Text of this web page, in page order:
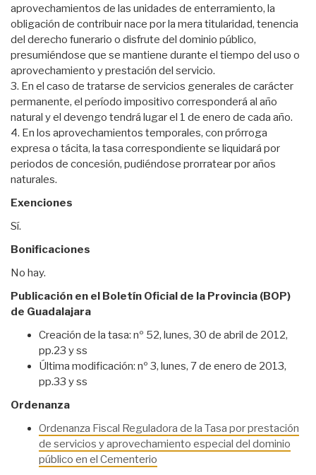
aprovechamientos de las unidades de enterramiento, la
obligación de contribuir nace por la mera titularidad, tenencia
del derecho funerario o disfrute del dominio público,
presumiéndose que se mantiene durante el tiempo del uso o
aprovechamiento y prestación del servicio.
3. En el caso de tratarse de servicios generales de carácter
permanente, el período impositivo corresponderá al año
natural y el devengo tendrá lugar el 1 de enero de cada año.
4. En los aprovechamientos temporales, con prórroga
expresa o tácita, la tasa correspondiente se liquidará por
periodos de concesión, pudiéndose prorratear por años
naturales.
Exenciones
Sí.
Bonificaciones
No hay.
Publicación en el Boletín Oficial de la Provincia (BOP)
de Guadalajara
Creación de la tasa: nº 52, lunes, 30 de abril de 2012,
pp.23 y ss
Última modificación: nº 3, lunes, 7 de enero de 2013,
pp.33 y ss
Ordenanza
Ordenanza Fiscal Reguladora de la Tasa por prestación
de servicios y aprovechamiento especial del dominio
público en el Cementerio